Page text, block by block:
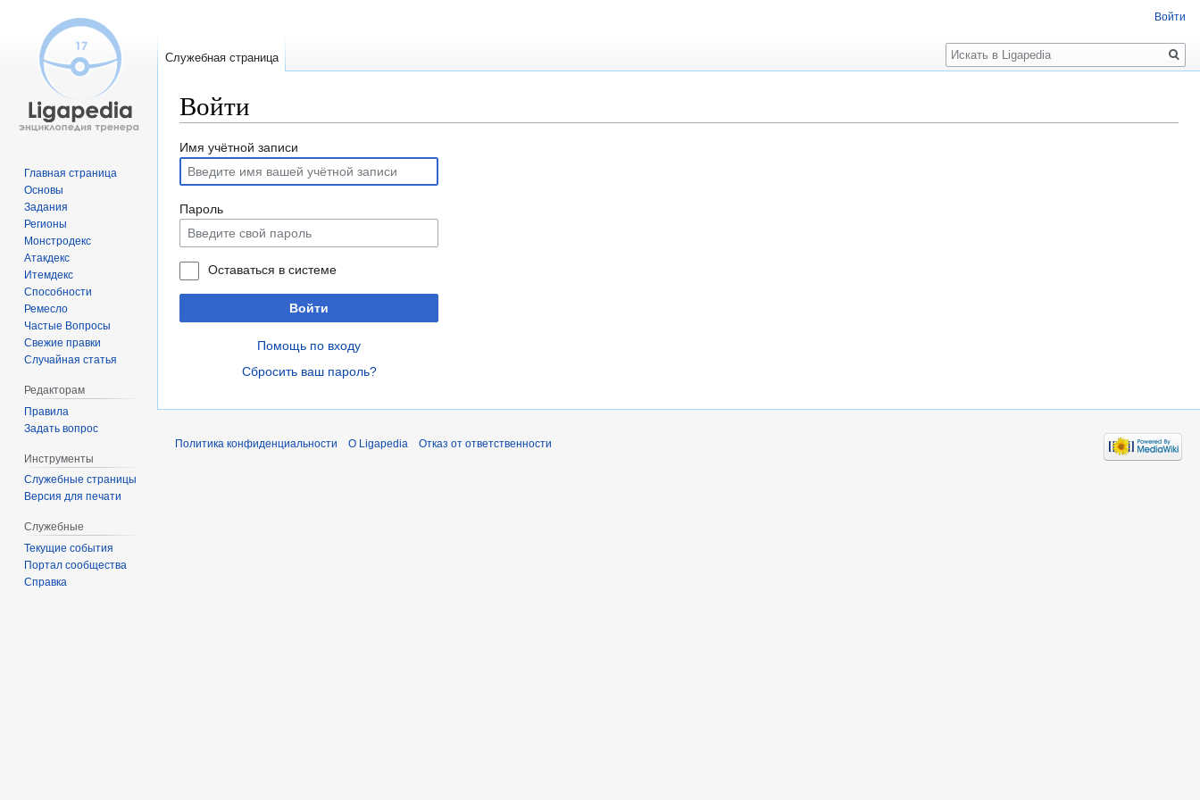
Войти
Перейти
навигации
Перейти
поиску
Имя учётной записи
Пароль
Оставаться в системе
Войти
Помощь по входу
Сбросить ваш пароль?
Войти
Служебная страница
Поиск
Главная страница
Основы
Задания
Регионы
Монстродекс
Атакдекс
Итемдекс
Способности
Ремесло
Частые Вопросы
Свежие правки
Случайная статья
Редакторам
Правила
Задать вопрос
Инструменты
Служебные страницы
Версия для печати
Служебные
Текущие события
Портал сообщества
Справка
Политика конфиденциальности О Ligapedia Отказ от ответственности